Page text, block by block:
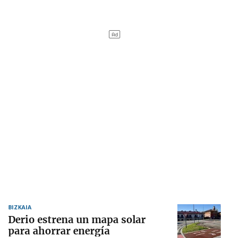
BIZKAIA
Derio estrena un mapa solar
para ahorrar energía